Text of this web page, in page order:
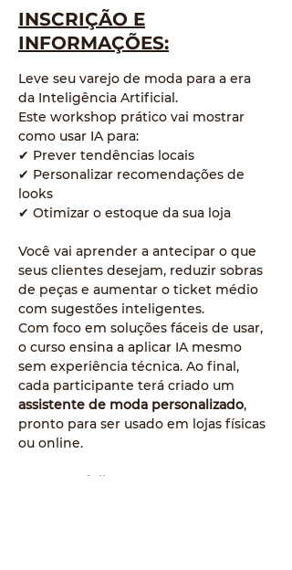
INSCRIÇÃO E
INFORMAÇÕES:
Leve seu varejo de moda para a era
da Inteligência Artificial.
Este workshop prático vai mostrar
como usar IA para:
✔ Prever tendências locais
✔ Personalizar recomendações de
looks
✔ Otimizar o estoque da sua loja
Você vai aprender a antecipar o que
seus clientes desejam, reduzir sobras
de peças e aumentar o ticket médio
com sugestões inteligentes.
Com foco em soluções fáceis de usar,
o curso ensina a aplicar IA mesmo
sem experiência técnica. Ao final,
cada participante terá criado um
assistente de moda personalizado,
pronto para ser usado em lojas físicas
ou online.
lojistas, gestores e